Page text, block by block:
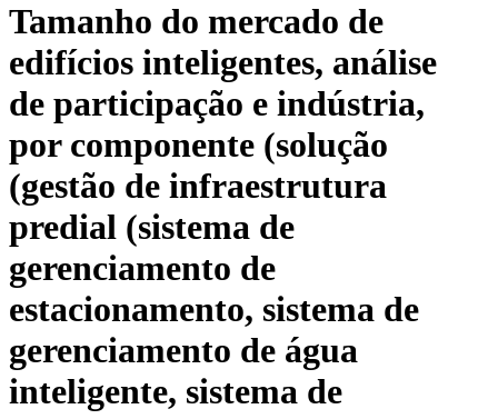
Tamanho do mercado de
edifícios inteligentes, análise
de participação e indústria,
por componente (solução
(gestão de infraestrutura
predial (sistema de
gerenciamento de
estacionamento, sistema de
gerenciamento de água
inteligente, sistema de